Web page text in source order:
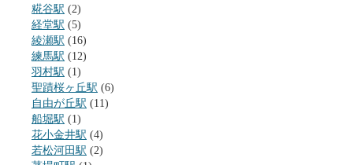
糀谷駅 (2)
経堂駅 (5)
綾瀬駅 (16)
練馬駅 (12)
羽村駅 (1)
聖蹟桜ヶ丘駅 (6)
自由が丘駅 (11)
船堀駅 (1)
花小金井駅 (4)
若松河田駅 (2)